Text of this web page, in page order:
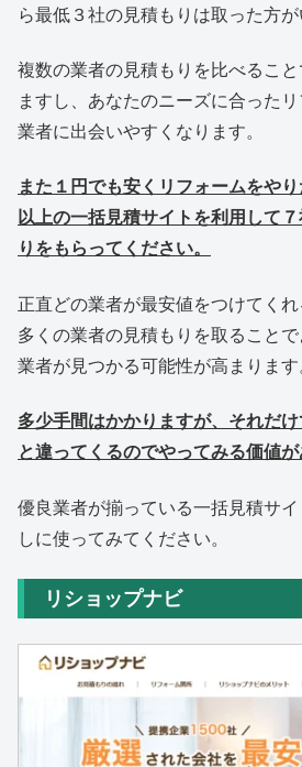
ら最低３社の見積もりは取った方が
複数の業者の見積もりを比べるこ
ますし、あなたのニーズに合った
業者に出会いやすくなります。
また１円でも安くリフォームをや
以上の一括見積サイトを利用して
りをもらってください。
正直どの業者が最安値をつけてくれ
多くの業者の見積もりを取ること
業者が見つかる可能性が高まります
多少手間はかかりますが、それだ
と違ってくるのでやってみる価値
優良業者が揃っている一括見積サ
しに使ってみてください。
リショップナビ